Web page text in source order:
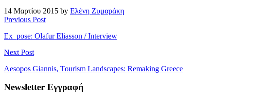
14 Μαρτίου 2015 by Ελένη Ζυμαράκη
Previous Post
Ex_pose: Olafur Eliasson / Interview
Next Post
Aesopos Giannis, Tourism Landscapes: Remaking Greece
Newsletter Εγγραφή